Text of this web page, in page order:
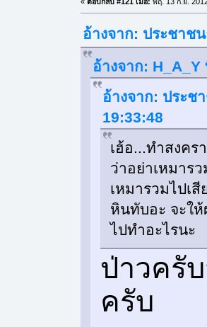
« ตอบกลับ #121 เมื่อ: พฤ. 13 ก.ย.
อ้างจาก: ประชาช
อ้างจาก: H_A_Y
อ้างจาก: ประช
19:33:48
เฮ้อ...ทำสงค
ว่าอย่าเหมาร
เหมารวมไปเ
หินทับอะ จะให้
ไปทำอะไรนะ
ป่าวครั
ครับ